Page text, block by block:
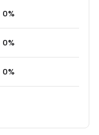
0%
0%
0%